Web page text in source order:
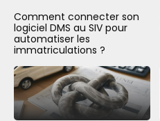
Comment connecter son
logiciel DMS au SIV pour
automatiser les
immatriculations ?